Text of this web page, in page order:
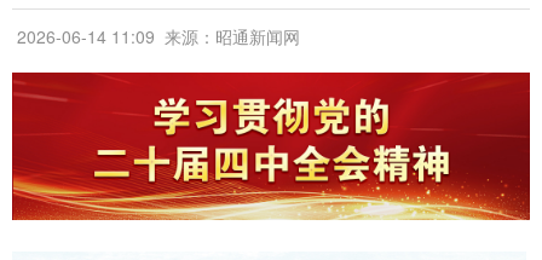
2026-06-14 11:09 来源：昭通新闻网